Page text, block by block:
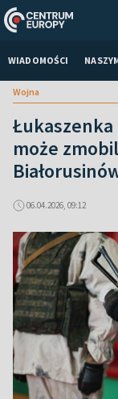
WIADOMOŚCI
Wojna
Łukaszenka
może
06.04.2026, 09:12